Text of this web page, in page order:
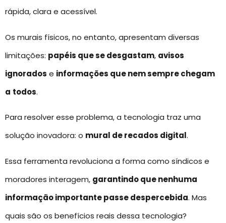
rápida, clara e acessível.
Os murais físicos, no entanto, apresentam diversas
limitações: papéis que se desgastam, avisos
ignorados e informações que nem sempre chegam
a todos.
Para resolver esse problema, a tecnologia traz uma
solução inovadora: o mural de recados digital.
Essa ferramenta revoluciona a forma como síndicos e
moradores interagem, garantindo que nenhuma
informação importante passe despercebida. Mas
quais são os benefícios reais dessa tecnologia?